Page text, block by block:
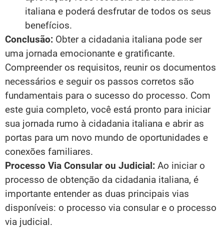
italiana e poderá desfrutar de todos os seus
benefícios.
Conclusão: Obter a cidadania italiana pode ser
uma jornada emocionante e gratificante.
Compreender os requisitos, reunir os documentos
necessários e seguir os passos corretos são
fundamentais para o sucesso do processo. Com
este guia completo, você está pronto para iniciar
sua jornada rumo à cidadania italiana e abrir as
portas para um novo mundo de oportunidades e
conexões familiares.
Processo Via Consular ou Judicial: Ao iniciar o
processo de obtenção da cidadania italiana, é
importante entender as duas principais vias
disponíveis: o processo via consular e o processo
via judicial.